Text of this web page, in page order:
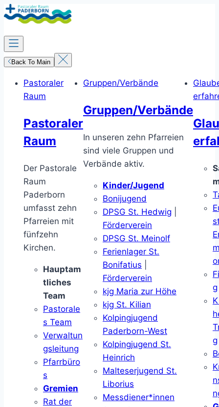
Zum
Inhalt
springen
Back To Main
Pastoraler
Raum
Pastoraler
Raum
Der Pastorale
Raum
Paderborn
umfasst zehn
Pfarreien mit
fünfzehn
Kirchen.
Hauptam
tliches
Team
Pastorale
s Team
Verwaltun
gsleitung
Pfarrbüro
s
Gremien
Rat der
Gruppen/Verbände
Gruppen/Verbände
In unseren zehn Pfarreien
sind viele Gruppen und
Verbände aktiv.
Kinder/Jugend
Bonijugend
DPSG St. Hedwig
Förderverein
DPSG St. Meinolf
Ferienlager St.
Bonifatius
Förderverein
kjg Maria zur Höhe
kjg St. Kilian
Kolpingjugend
Paderborn-West
Kolpingjugend St.
Heinrich
Malteserjugend St.
Liborius
Messdiener*innen
g
g